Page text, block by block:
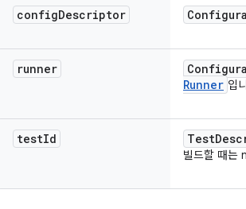
configDescriptor
runner
Runner 입
testId Test
빌드할 때는